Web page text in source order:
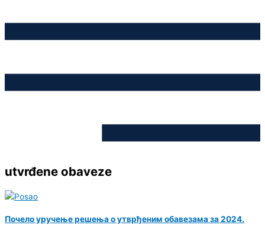
utvrđene obaveze
Почело уручење решења о утврђеним обавезама за 2024.